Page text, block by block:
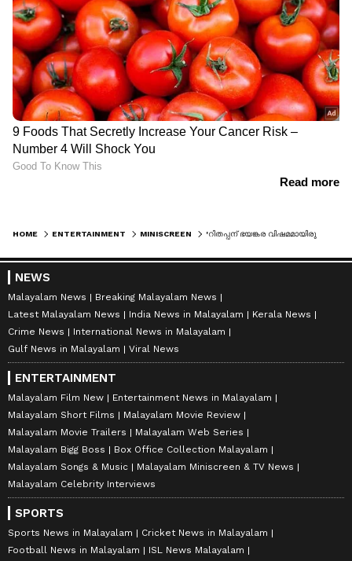
HOME ENTERTAINMENT MINISCREEN
NEWS
Malayalam News
Breaking Malayalam News
Latest Malayalam News
India News in Malayalam
Kerala News
Crime News
International News in Malayalam
Gulf News in Malayalam
Viral News
ENTERTAINMENT
Malayalam Film New
Entertainment News in Malayalam
Malayalam Short Films
Malayalam Movie Review
Malayalam Movie Trailers
Malayalam Web Series
Malayalam Bigg Boss
Box Office Collection Malayalam
Malayalam Songs & Music
Malayalam Miniscreen & TV News
Malayalam Celebrity Interviews
SPORTS
Sports News in Malayalam
Cricket News in Malayalam
Football News in Malayalam
ISL News Malayalam